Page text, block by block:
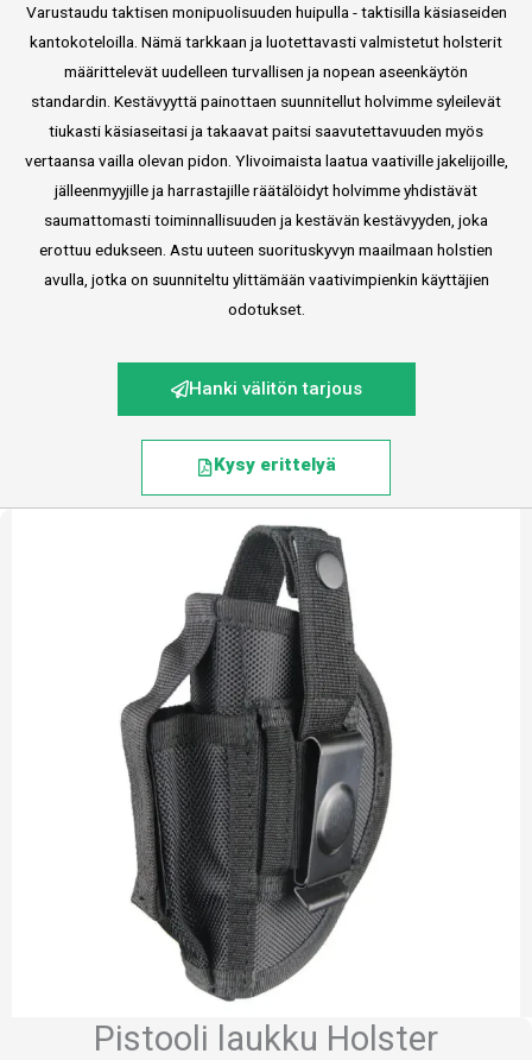
Varustaudu taktisen monipuolisuuden huipulla - taktisilla käsiaseiden
kantokoteloilla. Nämä tarkkaan ja luotettavasti valmistetut holsterit
määrittelevät uudelleen turvallisen ja nopean aseenkäytön
standardin. Kestävyyttä painottaen suunnitellut holvimme syleilevät
tiukasti käsiaseitasi ja takaavat paitsi saavutettavuuden myös
vertaansa vailla olevan pidon. Ylivoimaista laatua vaativille jakelijoille,
jälleenmyyjille ja harrastajille räätälöidyt holvimme yhdistävät
saumattomasti toiminnallisuuden ja kestävän kestävyyden, joka
erottuu edukseen. Astu uuteen suorituskyvyn maailmaan holstien
avulla, jotka on suunniteltu ylittämään vaativimpienkin käyttäjien
odotukset.
Hanki välitön tarjous
Kysy erittelyä
Pistooli laukku Holster